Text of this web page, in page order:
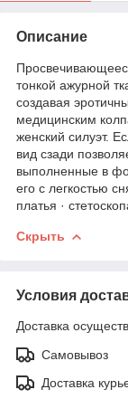
Описание
тонкой ажурной
создавая
медицинским
женский силуэт.
вид сзади
выполненные в
его с легкостью
платья ·
Скрыть
Условия
Доставка
Самовывоз
Доставка